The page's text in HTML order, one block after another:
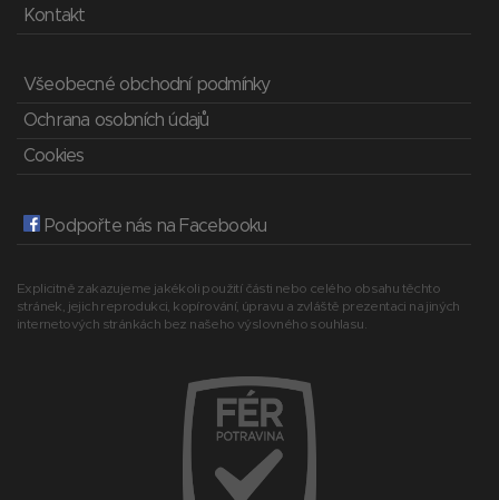
Kontakt
Všeobecné obchodní podmínky
Ochrana osobních údajů
Cookies
Podpořte nás na Facebooku
Explicitně zakazujeme jakékoli použití části nebo celého obsahu těchto
stránek, jejich reprodukci, kopírování, úpravu a zvláště prezentaci na jiných
internetových stránkách bez našeho výslovného souhlasu.